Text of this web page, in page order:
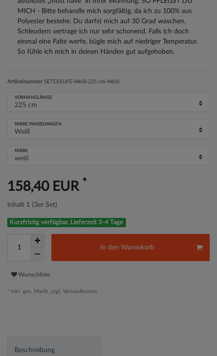
MICH - Bitte behandle mich sorgfältig, da ich zu 100% aus
Polyester bestehe. Du darfst mich auf 30 Grad waschen.
Schleudern vertrage ich nur sehr schonend. Falls ich doch
einmal eine Falte werfe, bügle mich auf niedriger Temperatur.
So fühle ich mich in deinen Händen gut aufgehoben.
Artikelnummer SETCESUFE-Weiß-225 cm-Weiß
VORHANGLÄNGE
FARBE PANEELWAGEN
FARBE
158,40 EUR *
Inhalt 1 (3er Set)
Kurzfristig verfügbar, Lieferzeit 3-4 Tage
In den Warenkorb
Wunschliste
* inkl. ges. MwSt. zzgl. Versandkosten
Beschreibung